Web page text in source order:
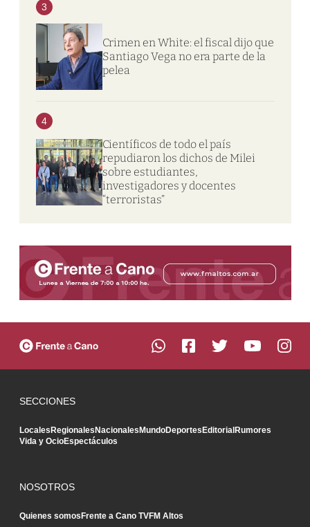
3
Crimen en White: el fiscal dijo que
Santiago Vega no era parte de la
pelea
4
Científicos de todo el país
repudiaron los dichos de Milei
sobre estudiantes,
investigadores y docentes
“terroristas”
SECCIONES
Locales Regionales Nacionales MundoDeportes Editorial Rumores
Vida y OcioEspectáculos
NOSOTROS
Quienes somos Frente a Cano TVFM Altos